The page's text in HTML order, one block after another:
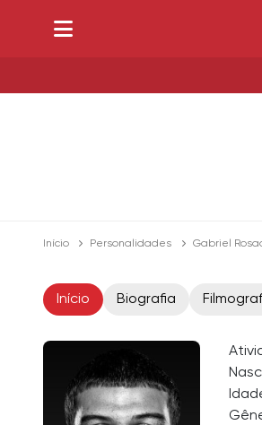
Início Personalidades Gabriel
Início Biografia